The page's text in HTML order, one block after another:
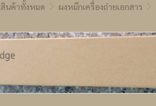
สินค้าทั้งหมด ผงหมึกเครื่องถ่ายเอกสาร